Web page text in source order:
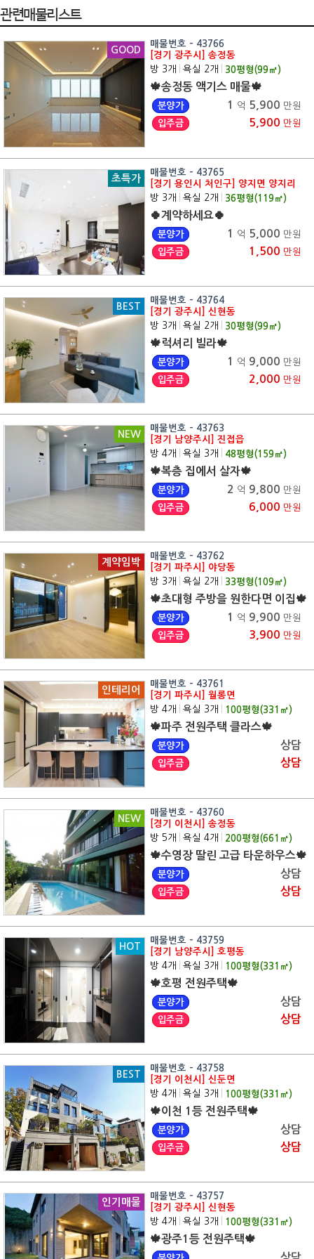
관련매물리스트
GOOD
매물번호 - 43766
[경기 광주시] 송정동
방 3개
욕실 2개 30평형(99㎡)
🍁송정동 액기스 매물🍁
분양가 1 억 5,900 만원
입주금
5,900 만원
초특가
매물번호 - 43765
[경기 용인시 처인구] 양지면 양지리
방 3개
욕실 2개 36평형(119㎡)
🍀계약하세요🍀
분양가 1 억 5,000 만원
입주금
1,500 만원
BEST
매물번호 - 43764
[경기 광주시] 신현동
방 3개
욕실 2개 30평형(99㎡)
🍁럭셔리 빌라🍁
분양가 1 억 9,000 만원
입주금
2,000 만원
NEW
매물번호 - 43763
[경기 남양주시] 진접읍
방 4개
욕실 3개 48평형(159㎡)
🍁복층 집에서 살자🍁
분양가 2 억 9,800 만원
입주금
6,000 만원
계약임박
매물번호 - 43762
[경기 파주시] 야당동
방 3개
욕실 2개 33평형(109㎡)
🍁초대형 주방을 원한다면 이집🍁
분양가 1 억 9,900 만원
입주금
3,900 만원
인테리어
매물번호 - 43761
[경기 파주시] 월롱면
방 4개
욕실 3개 100평형(331 ㎡)
🍁파주 전원주택 클라스🍁
분양가 상담
입주금 상담
NEW
매물번호 - 43760
[경기 이천시] 송정동
방 5개
욕실 4개 200평형(661 ㎡)
🍁수영장 딸린 고급 타운하우스🍁
분양가 상담
입주금 상담
HOT
매물번호 - 43759
[경기 남양주시] 호평동
방 4개
욕실 3개 100평형(331 ㎡)
🍁호평 전원주택🍁
분양가 상담
입주금 상담
BEST
매물번호 - 43758
[경기 이천시] 신둔면
방 4개
욕실 3개 100평형(331 ㎡)
🍁이천 1등 전원주택🍁
분양가 상담
입주금 상담
인기매물
매물번호 - 43757
[경기 광주시] 신현동
방 4개
욕실 3개 100평형(331 ㎡)
🍁광주1등 전원주택🍁